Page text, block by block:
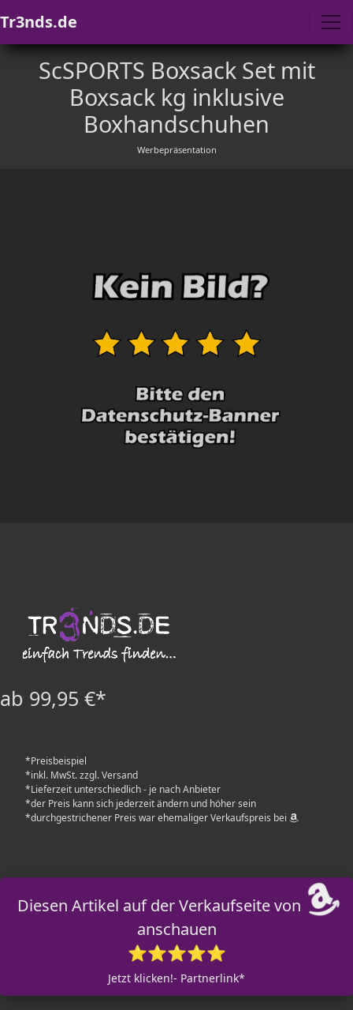
Tr3nds.de
ScSPORTS Boxsack Set mit
Boxsack kg inklusive
Boxhandschuhen
Werbepräsentation
ab 99,95 €*
*Preisbeispiel
*inkl. MwSt. zzgl. Versand
*Lieferzeit unterschiedlich - je nach Anbieter
*der Preis kann sich jederzeit ändern und höher sein
*durchgestrichener Preis war ehemaliger Verkaufspreis bei
Diesen Artikel auf der Verkaufseite von
anschauen
⭐⭐⭐⭐⭐
Jetzt klicken!- Partnerlink*